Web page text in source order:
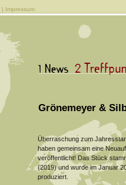
| Impressum
Grönemeyer &
Überraschung zum
haben gemeinsam eine
veröffentlicht! Das Stück
(2019) und wurde im Januar
produziert.